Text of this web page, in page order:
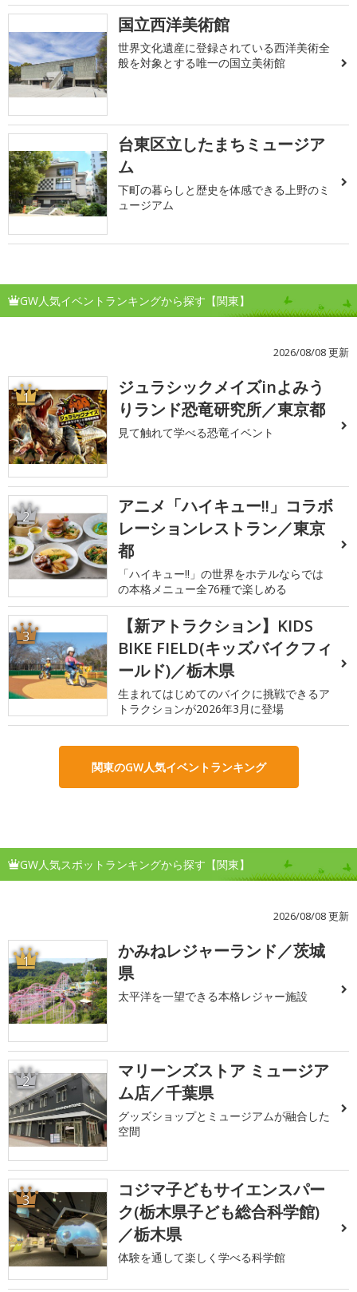
国立西洋美術館
世界文化遺産に登録されている西洋美術全
般を対象とする唯一の国立美術館
台東区立したまちミュージア
ム
下町の暮らしと歴史を体感できる上野のミ
ュージアム
GW人気イベントランキングから探す【関東】
2026/08/08 更新
1
ジュラシックメイズinよみう
りランド恐竜研究所／東京都
見て触れて学べる恐竜イベント
2
アニメ「ハイキュー!!」コラボ
レーションレストラン／東京
都
「ハイキュー!!」の世界をホテルならでは
の本格メニュー全76種で楽しめる
3
【新アトラクション】KIDS
BIKE FIELD(キッズバイクフィ
ールド)／栃木県
生まれてはじめてのバイクに挑戦できるア
トラクションが2026年3月に登場
関東のGW人気イベントランキング
GW人気スポットランキングから探す【関東】
2026/08/08 更新
1
かみねレジャーランド／茨城
県
太平洋を一望できる本格レジャー施設
2
マリーンズストア ミュージア
ム店／千葉県
グッズショップとミュージアムが融合した
空間
3
コジマ子どもサイエンスパー
ク(栃木県子ども総合科学館)
／栃木県
体験を通して楽しく学べる科学館